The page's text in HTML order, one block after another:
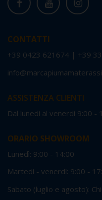
CONTATTI
+39 0423 621674 | +39
ASSISTENZA CLIENTI
Dal lunedì al venerdì 9:00
ORARIO SHOWROOM
Lunedì: 9:00 - 14:00
Martedì - venerdì: 9:00 -
Sabato (luglio e agosto):